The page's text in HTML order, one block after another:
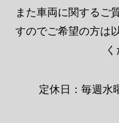
また車両に関するご
すのでご希望の方は
く
定休日：毎週水